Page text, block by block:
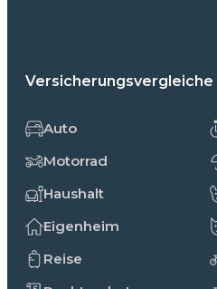
Versicherungsvergleiche
Auto
Motorrad
Haushalt
Eigenheim
Reise